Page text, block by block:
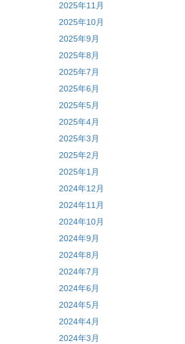
2025年11月
2025年10月
2025年9月
2025年8月
2025年7月
2025年6月
2025年5月
2025年4月
2025年3月
2025年2月
2025年1月
2024年12月
2024年11月
2024年10月
2024年9月
2024年8月
2024年7月
2024年6月
2024年5月
2024年4月
2024年3月